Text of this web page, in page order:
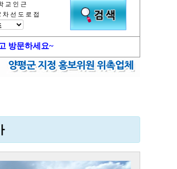
교인근
차선도로접
방문하세요~
Next